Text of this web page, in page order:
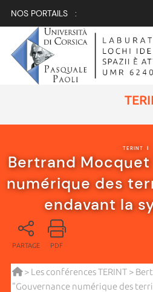
NOS PORTAILS :
TERINT |
Bertrand
numérique des
endavant la
PARTAGE PDF
> Les conférences TERINT>
"Gouvernance numérique des